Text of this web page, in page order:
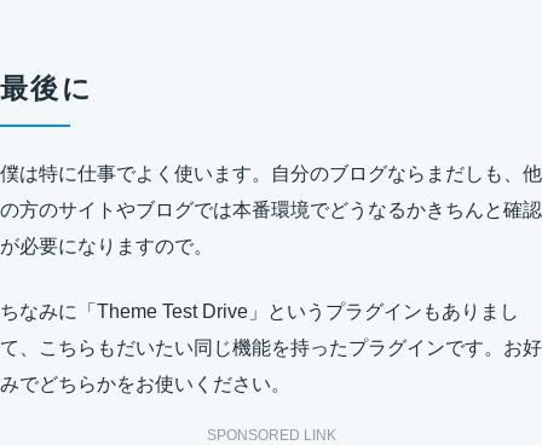
最後に
僕は特に仕事でよく使います。自分のブログならまだしも、他
の方のサイトやブログでは本番環境でどうなるかきちんと確認
が必要になりますので。
ちなみに「Theme Test Drive」というプラグインもありまし
て、こちらもだいたい同じ機能を持ったプラグインです。お好
みでどちらかをお使いください。
SPONSORED LINK